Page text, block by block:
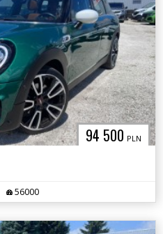
94 500 PLN
56000